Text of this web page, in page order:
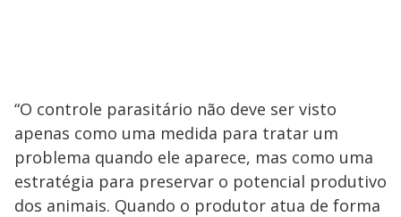
“O controle parasitário não deve ser visto
apenas como uma medida para tratar um
problema quando ele aparece, mas como uma
estratégia para preservar o potencial produtivo
dos animais. Quando o produtor atua de forma